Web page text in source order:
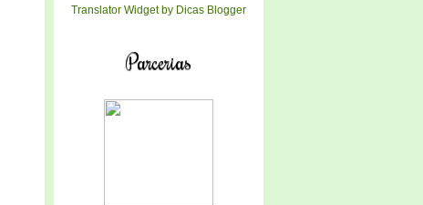
Translator Widget by Dicas Blogger
Parcerias